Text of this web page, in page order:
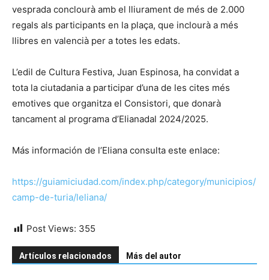
vesprada conclourà amb el lliurament de més de 2.000
regals als participants en la plaça, que inclourà a més
llibres en valencià per a totes les edats.
L’edil de Cultura Festiva, Juan Espinosa, ha convidat a
tota la ciutadania a participar d’una de les cites més
emotives que organitza el Consistori, que donarà
tancament al programa d’Elianadal 2024/2025.
Más información de l’Eliana consulta este enlace:
https://guiamiciudad.com/index.php/category/municipios/
camp-de-turia/leliana/
Post Views: 355
Artículos relacionados Más del autor